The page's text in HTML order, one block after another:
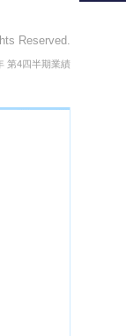
Reserved.
第4四半期業績